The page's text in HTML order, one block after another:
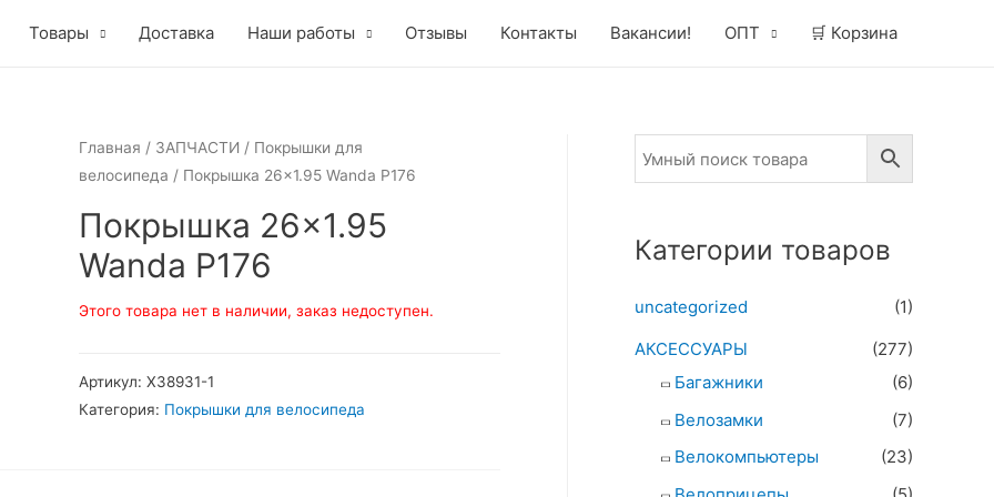
Товары Доставка Наши работы Отзывы Контакты Вакансии! ОПТ 🛒 Корзина
Главная / ЗАПЧАСТИ / Покрышки для
велосипеда / Покрышка 26×1.95 Wanda P176
Покрышка 26×1.95
Wanda P176
Этого товара нет в наличии, заказ недоступен.
Артикул: Х38931-1
Категория: Покрышки для велосипеда
Категории товаров
uncategorized
(1)
АКСЕССУАРЫ
(277)
Багажники
(6)
Велозамки
(7)
Велокомпьютеры
(23)